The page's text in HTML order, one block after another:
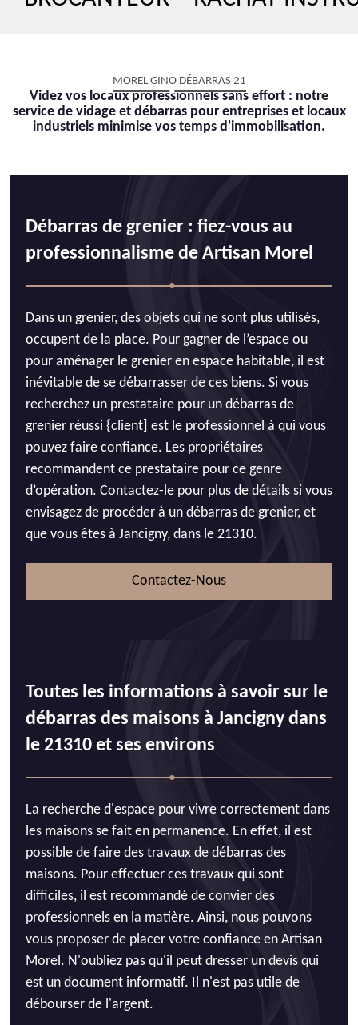
MOREL GINO DÉBARRAS 21
Videz vos locaux professionnels sans effort : notre
service de vidage et débarras pour entreprises et locaux
industriels minimise vos temps d'immobilisation.
Débarras de grenier : fiez-vous au
professionnalisme de Artisan Morel
Dans un grenier, des objets qui ne sont plus utilisés,
occupent de la place. Pour gagner de l’espace ou
pour aménager le grenier en espace habitable, il est
inévitable de se débarrasser de ces biens. Si vous
recherchez un prestataire pour un débarras de
grenier réussi {client] est le professionnel à qui vous
pouvez faire confiance. Les propriétaires
recommandent ce prestataire pour ce genre
d’opération. Contactez-le pour plus de détails si vous
envisagez de procéder à un débarras de grenier, et
que vous êtes à Jancigny, dans le 21310.
Contactez-Nous
Toutes les informations à savoir sur le
débarras des maisons à Jancigny dans
le 21310 et ses environs
La recherche d'espace pour vivre correctement dans
les maisons se fait en permanence. En effet, il est
possible de faire des travaux de débarras des
maisons. Pour effectuer ces travaux qui sont
difficiles, il est recommandé de convier des
professionnels en la matière. Ainsi, nous pouvons
vous proposer de placer votre confiance en Artisan
Morel. N'oubliez pas qu'il peut dresser un devis qui
est un document informatif. Il n'est pas utile de
débourser de l'argent.